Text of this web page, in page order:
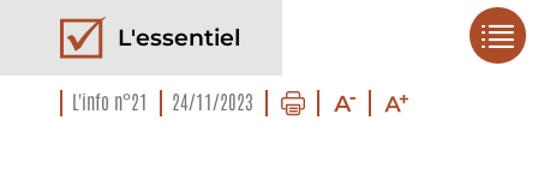
L'essentiel
L'info n°21 24/11/2023